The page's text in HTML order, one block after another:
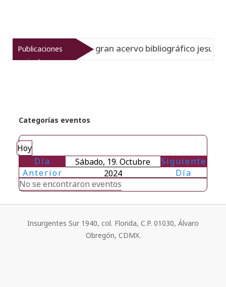
Publicaciones
recientes
la historia del gran acervo bibliográfico jesuita
Categorías eventos
Hoy
Día
Anterior
Sábado, 19. Octubre
2024
Siguiente
Día
No se encontraron eventos
Insurgentes Sur 1940, col. Florida, C.P. 01030, Álvaro
Obregón, CDMX.